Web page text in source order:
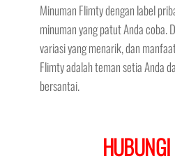
Minuman Flimty dengan label
minuman yang patut Anda coba.
variasi yang menarik, dan
Flimty adalah teman setia Anda
bersantai.